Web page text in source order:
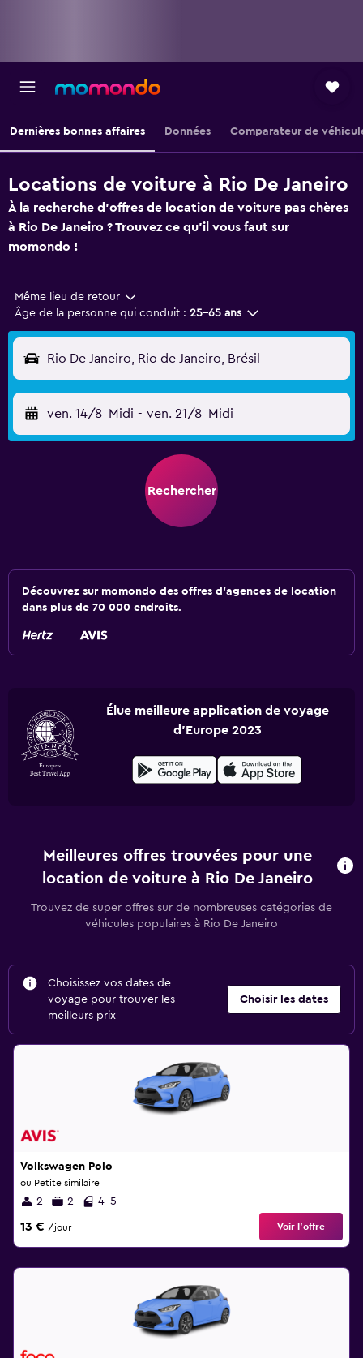
Dernières bonnes affaires Données Comparateur de
Locations de voiture à Rio De Janeiro
À la recherche d'offres de location de voiture pas chères
à Rio De Janeiro ? Trouvez ce qu'il vous faut sur
momondo !
Même lieu de retour
Âge de la personne qui conduit : 25-65 ans
Rio De Janeiro, Rio de Janeiro, Brésil
ven. 14/8 Midi - ven. 21/8 Midi
Rechercher
Découvrez sur momondo des offres d'agences de location
dans plus de 70 000 endroits.
Élue meilleure application de voyage
d'Europe 2023
Meilleures offres trouvées pour une
location de voiture à Rio De Janeiro
Trouvez de super offres sur de nombreuses catégories de
véhicules populaires à Rio De Janeiro
Choisissez vos dates de
voyage pour trouver les
meilleurs prix
Choisir les dates
Volkswagen Polo
ou Petite similaire
2 2 4-5
13 € /jour Voir l’offre